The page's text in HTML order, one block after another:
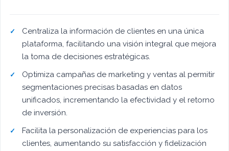
Centraliza la información de clientes en una única
plataforma, facilitando una visión integral que mejora
la toma de decisiones estratégicas.
Optimiza campañas de marketing y ventas al permitir
segmentaciones precisas basadas en datos
unificados, incrementando la efectividad y el retorno
de inversión.
Facilita la personalización de experiencias para los
clientes, aumentando su satisfacción y fidelización